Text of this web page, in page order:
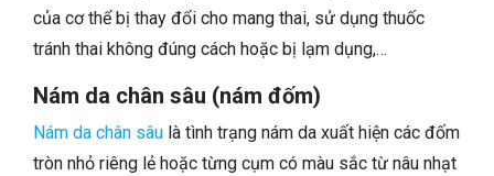
của cơ thể bị thay đổi cho mang thai, sử dụng thuốc
tránh thai không đúng cách hoặc bị lạm dụng,…
Nám da chân sâu (nám đốm)
Nám da chân sâu là tình trạng nám da xuất hiện các đốm
tròn nhỏ riêng lẻ hoặc từng cụm có màu sắc từ nâu nhạt